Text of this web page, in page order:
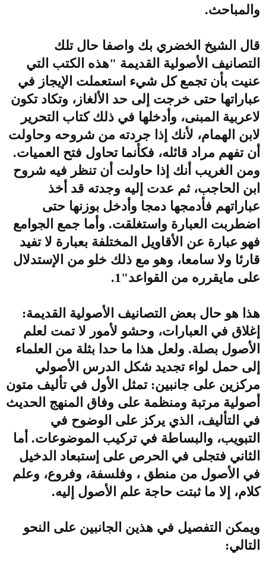
والمباحث.
قال الشيخ الخضري بك واصفا حال تلك
التصانيف الأصولية القديمة "هذه الكتب التي
عنيت بأن تجمع كل شيء استعملت الإيجاز في
عباراتها حتى خرجت إلى حد الألغاز، وتكاد تكون
لاعربية المبنى، وأدخلها في ذلك كتاب التحرير
لابن الهمام، لأنك إذا جردته من شروحه وحاولت
أن تفهم مراد قائله، فكأنما تحاول فتح العميات.
ومن الغريب أنك إذا حاولت أن تنظر فيه شروح
ابن الحاجب، ثم عدت إليه وجدته قد أخذ
عباراتهم فأدمجها دمجا وأدخل بوزنها حتى
اضطربت العبارة واستغلقت. وأما جمع الجوامع
فهو عبارة عن الأقاويل المختلفة بعبارة لا تفيد
قارئا ولا سامعا، وهو مع ذلك خلو من الإستدلال
على مايقرره من القواعد"1.
هذا هو حال بعض التصانيف الأصولية القديمة:
إغلاق في العبارات، وحشو لأمور لا تمت لعلم
الأصول بصلة. ولعل هذا ما حدا بثلة من العلماء
إلى حمل لواء تجديد شكل الدرس الأصولي
مركزين على جانبين: تمثل الأول في تأليف متون
أصولية مرتبة ومنظمة على وفاق المنهج الحديث
في التأليف، الذي يركز على الوضوح في
التبويب، والبساطة في تركيب الموضوعات. أما
الثاني فتجلى في الحرص على إستبعاد الدخيل
في الأصول من منطق ، وفلسفة، وفروع، وعلم
كلام، إلا ما ثبتت حاجة علم الأصول إليه.
ويمكن التفصيل في هذين الجانبين على النحو
التالي: